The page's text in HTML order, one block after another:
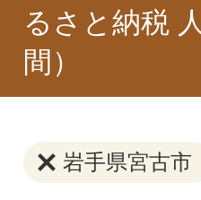
るさと納税
間）
岩手県宮古市